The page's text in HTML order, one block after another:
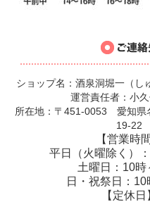
ショップ名：酒泉洞堀一（し
運営責任者：小
所在地：〒451-0053 愛知県
19-22
【営業時
平日（火曜除く）
土曜日：10時
日・祝祭日：
【定休日